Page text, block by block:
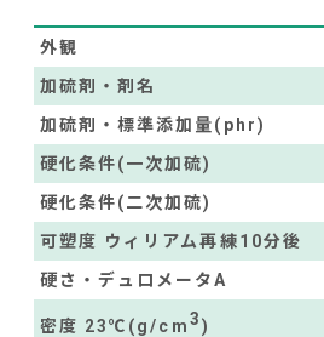
外観
加硫剤・剤名
加硫剤・標準添加量(phr)
硬化条件(一次加硫)
硬化条件(二次加硫)
可塑度 ウィリアム再練10分後
硬さ・デュロメータA
密度 23℃(g/cm3)